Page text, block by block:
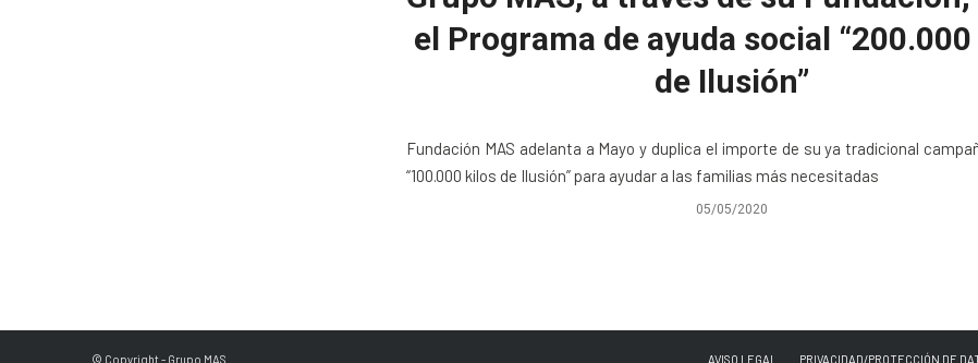
el Programa de ayuda social
de Ilusión”
Fundación MAS adelanta a Mayo y duplica el importe de su ya tradicional
“100.000 kilos de Ilusión” para ayudar a las familias más necesitadas
05/05/2020
© Copyright - Grupo MAS AVISO LEGAL PRIVACIDAD/PROTECCIÓN DE